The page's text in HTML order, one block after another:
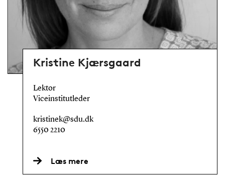
Kristine Kjærsgaard
Lektor
Viceinstitutleder
kristinek@sdu.dk
6550 2210
Læs mere